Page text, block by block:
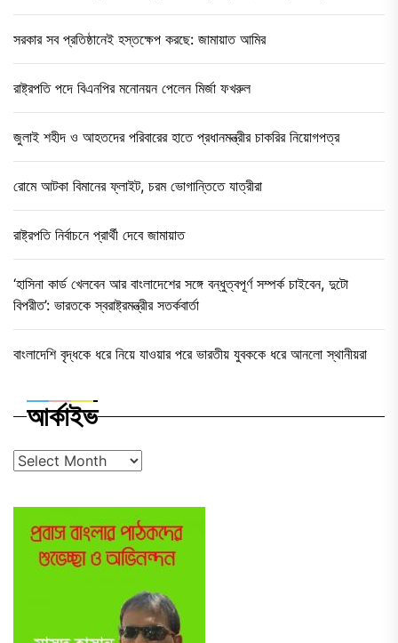
সরকার সব প্রতিষ্ঠানেই হস্তক্ষেপ করছে: জামায়াত আমির
রাষ্ট্রপতি পদে বিএনপির মনোনয়ন পেলেন মির্জা ফখরুল
জুলাই শহীদ ও আহতদের পরিবারের হাতে প্রধানমন্ত্রীর চাকরির নিয়োগপত্র
রোমে আটকা বিমানের ফ্লাইট, চরম ভোগান্তিতে যাত্রীরা
রাষ্ট্রপতি নির্বাচনে প্রার্থী দেবে জামায়াত
‘হাসিনা কার্ড খেলবেন আর বাংলাদেশের সঙ্গে বন্ধুত্বপূর্ণ সম্পর্ক চাইবেন, দুটো
বিপরীত’: ভারতকে স্বরাষ্ট্রমন্ত্রীর সতর্কবার্তা
বাংলাদেশি বৃদ্ধকে ধরে নিয়ে যাওয়ার পরে ভারতীয় যুবককে ধরে আনলো স্থানীয়রা
আর্কাইভ
আর্কাইভ